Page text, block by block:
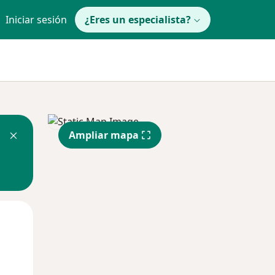
Iniciar sesión ¿Eres un especialista?
Ampliar mapa